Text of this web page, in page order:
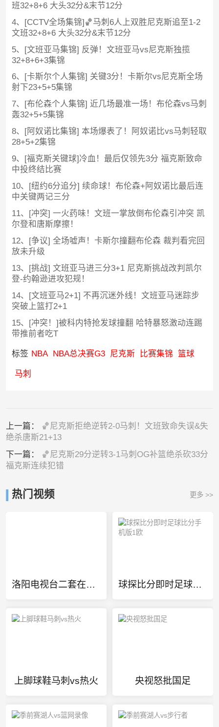
班32+8+6 大头32分&末节12分
4、[CCTV全场集锦]🏀马刺6人上双胜尼克斯追至1-2
文班32+8+6 大头32分&末节12分
5、[文班亚马集锦] 反弹！文班亚马vs尼克斯独揽
32+8+6+3集锦
6、[卡斯尔个人集锦] 关键3分！卡斯尔vs尼克斯全场
射下23+5+5集锦
7、[布伦森个人集锦] 近几场最准一场！布伦森vs马刺
轰32+5+5集锦
8、[阿奴诺比集锦] 本场爆表了！阿奴诺比vs马刺轻取
28+5+2集锦
9、[福克斯关键球]冷血！最后仅领先3分 福克斯致命
中投终结比赛
10、[纽约6分追分] 续命球！布伦森+阿奴诺比最后连
中关键两记三分
11、[冲突] 一火药味！文班一掌放倒布伦森引冲突 凯
尔登和唐斯摩擦！
12、[争议] 全场嘘声！卡斯尔撞翻布伦森 裁判看完回
放未升级
13、[挑战] 文班亚马进三分3+1 尼克斯挑战改判凯尔
登-约翰逊进攻犯规！
14、[文班亚马2+1] 不再沉迷外线！文班亚马迷踪步
突破上篮打2+1
15、[冲突！]被科内特抢发球撞翻 哈特暴怒激动连踢
带推前者吃T
标签 NBA NBA总决赛G3 尼克斯 比赛集锦 篮球
马刺
上一篇：
🏀尼克斯拒绝逆转2-0马刺！文班致命失误&失
绝杀唐斯21+13
下一篇：
🏀尼克斯29分逆转3-1马刺OG补篮绝杀砍33分
福克斯连续犯错
热门视频 更多 >>
洛阳电视台二套在线直播 球探比分即时足球比分手机版1欧
上脚球鞋马刺vs热火 央视怒批国足